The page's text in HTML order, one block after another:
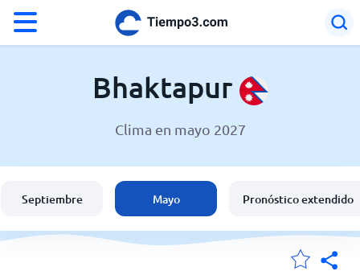
El clima en Bhaktapur
España
Bhaktapur
Clima en mayo 2027
Septiembre Mayo Pronóstico extendido